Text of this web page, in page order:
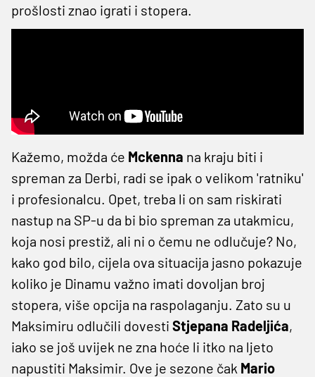
prošlosti znao igrati i stopera.
Kažemo, možda će Mckenna na kraju biti i
spreman za Derbi, radi se ipak o velikom 'ratniku'
i profesionalcu. Opet, treba li on sam riskirati
nastup na SP-u da bi bio spreman za utakmicu,
koja nosi prestiž, ali ni o čemu ne odlučuje? No,
kako god bilo, cijela ova situacija jasno pokazuje
koliko je Dinamu važno imati dovoljan broj
stopera, više opcija na raspolaganju. Zato su u
Maksimiru odlučili dovesti Stjepana Radeljića,
iako se još uvijek ne zna hoće li itko na ljeto
napustiti Maksimir. Ove je sezone čak Mario